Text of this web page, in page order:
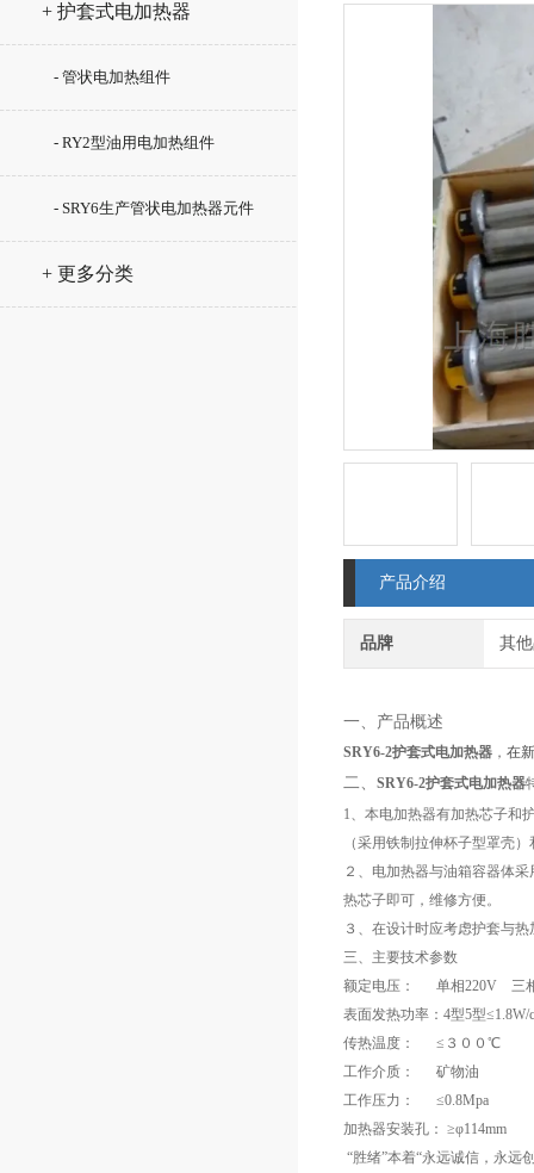
+ 护套式电加热器
- 管状电加热组件
- RY2型油用电加热组件
- SRY6生产管状电加热器元件
+ 更多分类
产品介绍
品牌 其
一、产品概述
SRY6-2护套式电加热器 ， 在
二、 SRY6-2护套式电加热器
1、本电加热器有加热芯子和
（采用铁制拉伸杯子型罩壳
２、电加热器与油箱容器体
热芯子即可，维修方便。
３、在设计时应考虑护套与
三、主要技术参数
额定电压： 单相220V 三
表面发热功率：4型5型
传热温度： ≤３００℃
工作介质： 矿物油
工作压力： ≤0.8Mpa
加热器安装孔： ≥φ114mm
“胜绪”本着“永远诚信，永远